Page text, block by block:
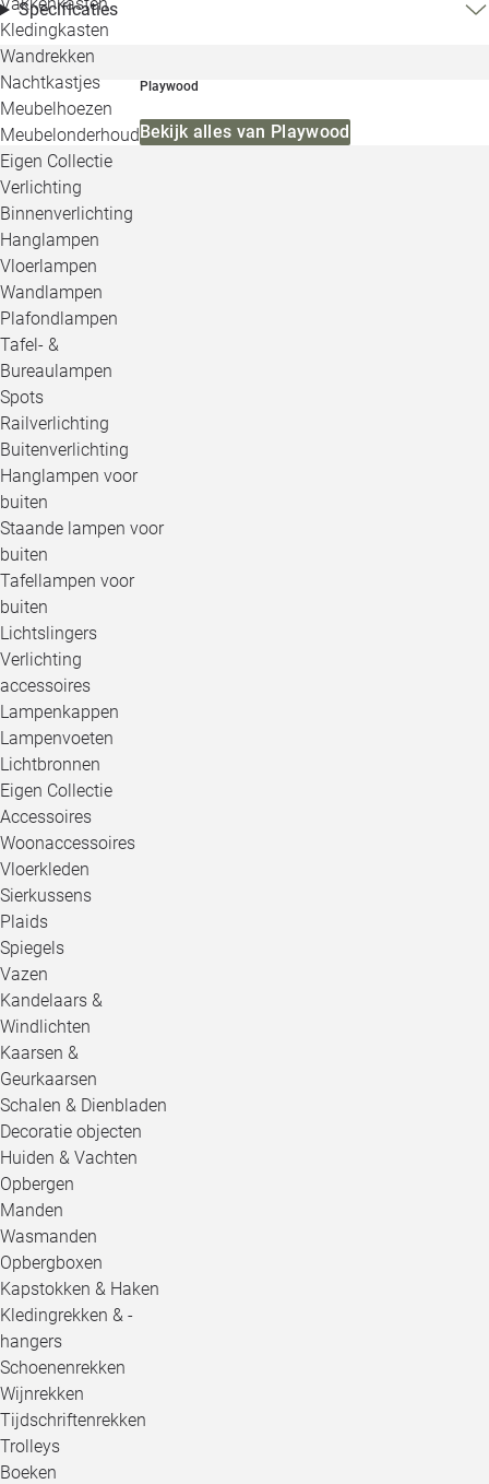
Kledingkasten
Wandrekken
Nachtkastjes
Meubelhoezen
Meubelonderhoud
Eigen Collectie
Verlichting
Binnenverlichting
Hanglampen
Vloerlampen
Wandlampen
Plafondlampen
Tafel- &
Bureaulampen
Spots
Railverlichting
Buitenverlichting
Hanglampen voor
buiten
Staande lampen voor
buiten
Tafellampen voor
buiten
Lichtslingers
Verlichting
accessoires
Lampenkappen
Lampenvoeten
Lichtbronnen
Eigen Collectie
Accessoires
Woonaccessoires
Vloerkleden
Sierkussens
Plaids
Spiegels
Vazen
Kandelaars &
Windlichten
Kaarsen &
Geurkaarsen
Schalen & Dienbladen
Decoratie objecten
Huiden & Vachten
Opbergen
Manden
Wasmanden
Opbergboxen
Kapstokken & Haken
Kledingrekken & -
hangers
Schoenenrekken
Wijnrekken
Tijdschriftenrekken
Trolleys
Boeken
Specificaties
Playwood
Bekijk alles van Playwood